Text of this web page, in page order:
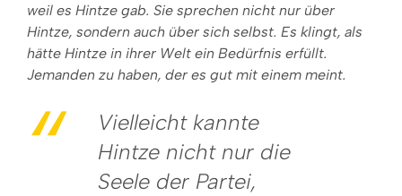
weil es Hintze gab. Sie sprechen nicht nur über
Hintze, sondern auch über sich selbst. Es klingt, als
hätte Hintze in ihrer Welt ein Bedürfnis erfüllt.
Jemanden zu haben, der es gut mit einem meint.
Vielleicht kannte
Hintze nicht nur die
Seele der Partei,